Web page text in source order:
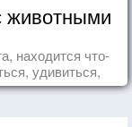
животными
находится что-
удивиться,